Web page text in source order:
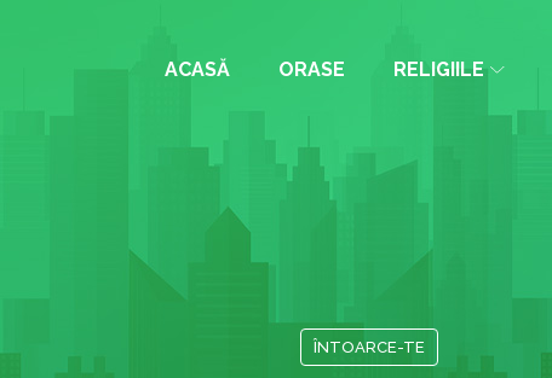
ACASĂ ORASE RELIGIILE
ÎNTOARCE-TE